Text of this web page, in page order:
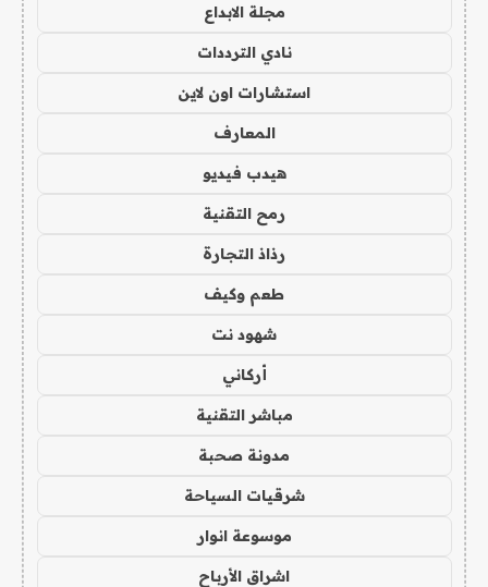
مجلة الابداع
نادي الترددات
استشارات اون لاين
المعارف
هيدب فيديو
رمح التقنية
رذاذ التجارة
طعم وكيف
شهود نت
أركاني
مباشر التقنية
مدونة صحبة
شرقيات السياحة
موسوعة انوار
اشراق الأرباح